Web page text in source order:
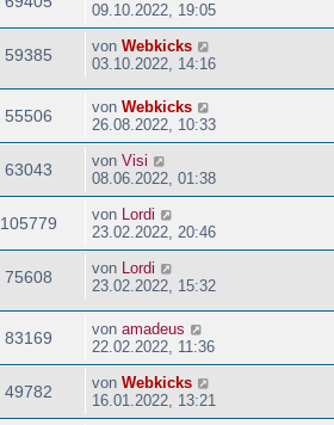
09.10.2022, 19:05
59385 von Webkicks
03.10.2022, 14:16
55506 von Webkicks
26.08.2022, 10:33
63043 von Visi
08.06.2022, 01:38
105779 von Lordi
23.02.2022, 20:46
75608 von Lordi
23.02.2022, 15:32
83169 von amadeus
22.02.2022, 11:36
49782 von Webkicks
16.01.2022, 13:21